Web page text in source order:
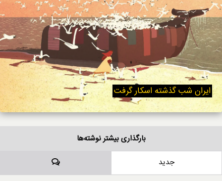
ایران شب گذشته اسکار گرفت
بارگذاری بیشتر نوشته‌ها
جدید
دیدگاه‌ها